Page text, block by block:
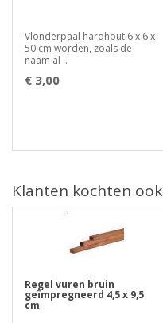
Vlonderpaal hardhout 6 x 6 x
50 cm worden, zoals de
naam al ..
€ 3,00
Klanten kochten ook
Regel vuren bruin
geïmpregneerd 4,5 x 9,5
cm